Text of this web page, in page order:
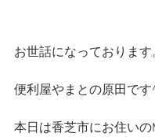
お世話になっております
便利屋やまとの原田です
本日は香芝市にお住いの